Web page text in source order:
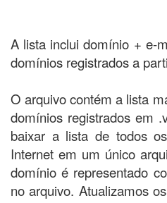
A lista inclui domínio + e-
domínios registrados a
O arquivo contém a lista
domínios registrados em
baixar a lista de todos
Internet em um único
domínio é representado
no arquivo. Atualizamos